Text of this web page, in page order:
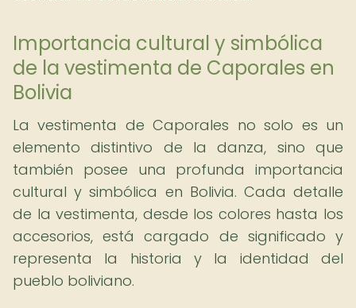
Importancia cultural y simbólica
de la vestimenta de Caporales en
Bolivia
La vestimenta de Caporales no solo es un
elemento distintivo de la danza, sino que
también posee una profunda importancia
cultural y simbólica en Bolivia. Cada detalle
de la vestimenta, desde los colores hasta los
accesorios, está cargado de significado y
representa la historia y la identidad del
pueblo boliviano.